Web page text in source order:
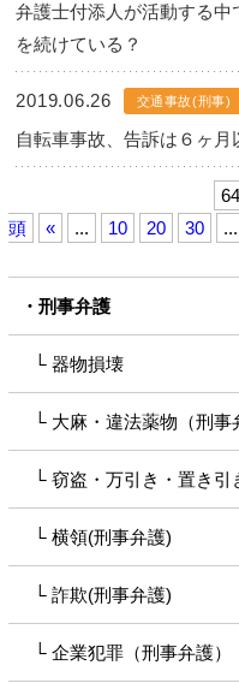
弁護士付添人が活動する
を続けている？
2019.06.26 交通事故(刑事)
自転車事故、告訴は６ヶ月
頭
« ... 10 20 30 ...
刑事弁護
器物損壊
大麻・違法薬物（刑事
窃盗・万引き・置き引
横領(刑事弁護)
詐欺(刑事弁護)
企業犯罪（刑事弁護）